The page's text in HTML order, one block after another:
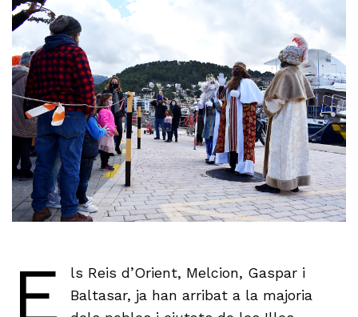
E
ls Reis d’Orient, Melcion, Gaspar i
Baltasar, ja han arribat a la majoria